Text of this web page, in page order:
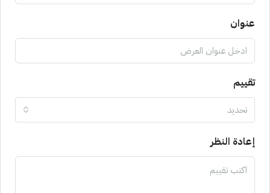
عنوان
تقييم
تحديد
إعادة النظر